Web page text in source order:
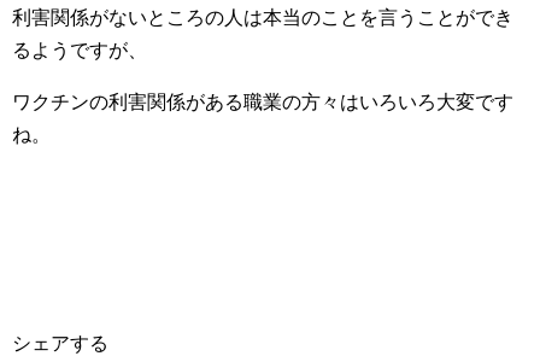
利害関係がないところの人は本当のことを言うことができ
るようですが、
ワクチンの利害関係がある職業の方々はいろいろ大変です
ね。
シェアする